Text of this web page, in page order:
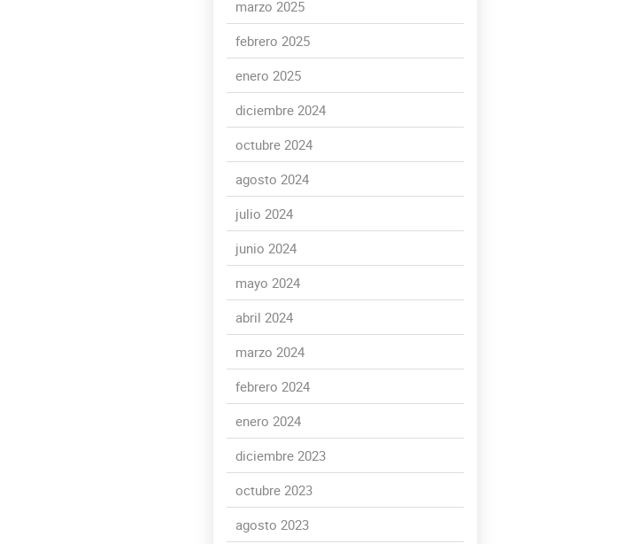
marzo 2025
febrero 2025
enero 2025
diciembre 2024
octubre 2024
agosto 2024
julio 2024
junio 2024
mayo 2024
abril 2024
marzo 2024
febrero 2024
enero 2024
diciembre 2023
octubre 2023
agosto 2023